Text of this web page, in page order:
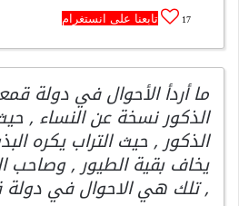
17 تابعنا على انستغرام
ما أردأ الأحوال في دولة
الذكور نسخة عن النساء ,
الذكور , حيث التراب يكره
يخاف بقية الطيور , وصاحب
, تلك هي الاحوال في